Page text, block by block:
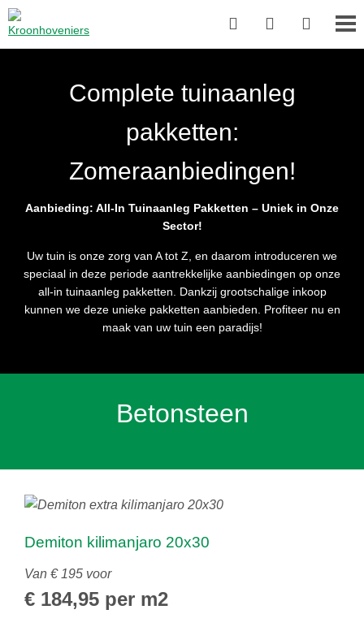
Complete tuinaanleg
pakketten:
Zomeraanbiedingen!
Aanbieding: All-In Tuinaanleg Pakketten – Uniek in Onze
Sector!
Uw tuin is onze zorg van A tot Z, en daarom introduceren we
speciaal in deze periode aantrekkelijke aanbiedingen op onze
all-in tuinaanleg pakketten. Dankzij grootschalige inkoop
kunnen we deze unieke pakketten aanbieden. Profiteer nu en
maak van uw tuin een paradijs!
Betonsteen
Demiton kilimanjaro 20x30
Van € 195 voor
€ 184,95 per m2